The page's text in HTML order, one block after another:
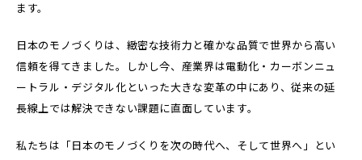
ます。
日本のモノづくりは、緻密な技術力と確かな品質で世界から高い
信頼を得てきました。しかし今、産業界は電動化・カーボンニュ
ートラル・デジタル化といった大きな変革の中にあり、従来の延
長線上では解決できない課題に直面しています。
私たちは「日本のモノづくりを次の時代へ、そして世界へ」とい